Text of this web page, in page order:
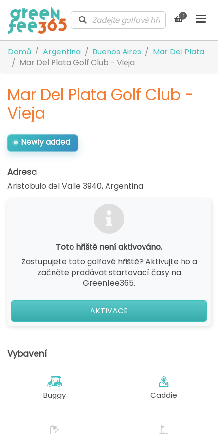
0
Domů Argentina Buenos Aires
Mar Del Plata
Mar Del Plata Golf Club - Vieja
Mar Del Plata Golf Club -
Vieja
Newly added
Adresa
Aristobulo del Valle 3940,Argentina
Toto hřiště není aktivováno.
Zastupujete toto golfové hřiště? Aktivujte ho a
začněte prodávat startovací časy na
Greenfee365.
AKTIVACE
Vybavení
Buggy Caddie